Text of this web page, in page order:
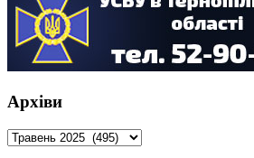
Архіви
Архіви